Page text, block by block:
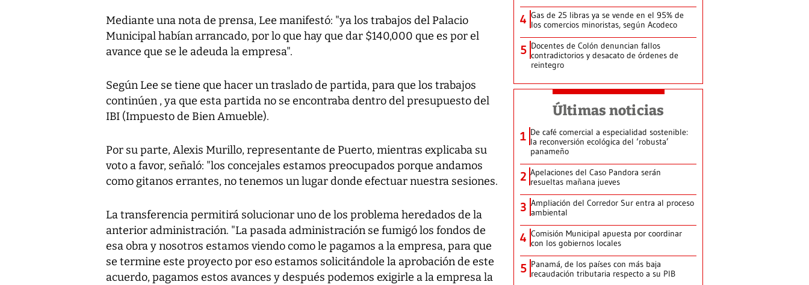
Mediante una nota de prensa, Lee manifestó: "ya los trabajos del Palacio
Municipal habían arrancado, por lo que hay que dar $140,000 que es por el
avance que se le adeuda la empresa".
Según Lee se tiene que hacer un traslado de partida, para que los trabajos
continúen , ya que esta partida no se encontraba dentro del presupuesto del
IBI (Impuesto de Bien Amueble).
Por su parte, Alexis Murillo, representante de Puerto, mientras explicaba su
voto a favor, señaló: "los concejales estamos preocupados porque andamos
como gitanos errantes, no tenemos un lugar donde efectuar nuestra sesiones.
La transferencia permitirá solucionar uno de los problema heredados de la
anterior administración. "La pasada administración se fumigó los fondos de
esa obra y nosotros estamos viendo como le pagamos a la empresa, para que
se termine este proyecto por eso estamos solicitándole la aprobación de este
acuerdo, pagamos estos avances y después podemos exigirle a la empresa la
4 Gas de 25 libras ya se vende en el 95% de
los comercios minoristas, según Acodeco
5 Docentes de Colón denuncian fallos
contradictorios y desacato de órdenes de
reintegro
Últimas noticias
1 De café comercial a especialidad sostenible:
la reconversión ecológica del ‘robusta’
panameño
2 Apelaciones del Caso Pandora serán
resueltas mañana jueves
3 Ampliación del Corredor Sur entra al proceso
ambiental
4 Comisión Municipal apuesta por coordinar
con los gobiernos locales
5 Panamá, de los países con más baja
recaudación tributaria respecto a su PIB